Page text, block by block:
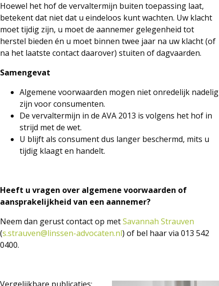
Hoewel het hof de vervaltermijn buiten toepassing laat,
betekent dat niet dat u eindeloos kunt wachten. Uw klacht
moet tijdig zijn, u moet de aannemer gelegenheid tot
herstel bieden én u moet binnen twee jaar na uw klacht (of
na het laatste contact daarover) stuiten of dagvaarden.
Samengevat
Algemene voorwaarden mogen niet onredelijk nadelig
zijn voor consumenten.
De vervaltermijn in de AVA 2013 is volgens het hof in
strijd met de wet.
U blijft als consument dus langer beschermd, mits u
tijdig klaagt en handelt.
Heeft u vragen over algemene voorwaarden of
aansprakelijkheid van een aannemer?
Neem dan gerust contact op metSavannah Strauven
(s.strauven@linssen-advocaten.nl) of bel haar via 013 542
0400.